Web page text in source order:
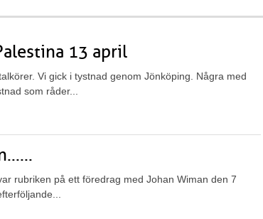
13 april
Vi gick i tystnad genom Jönköping. Några med
som råder...
rubriken på ett föredrag med Johan Wiman den 7